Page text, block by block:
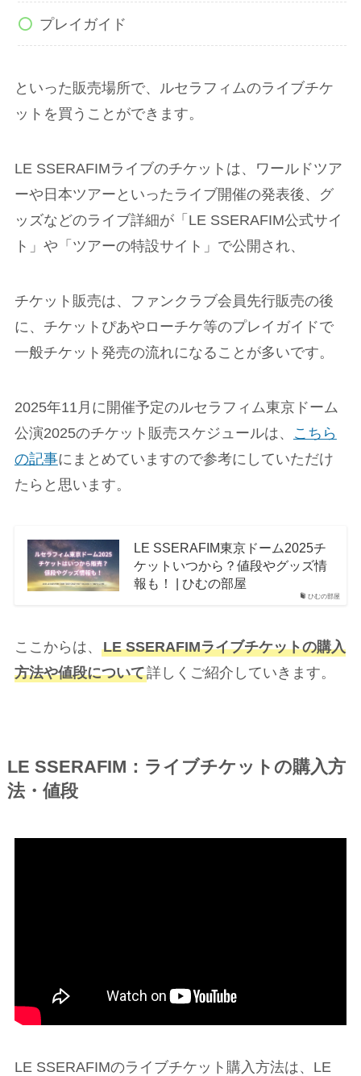
プレイガイド
といった販売場所で、ルセラフィムのライブチケ
ットを買うことができます。
LE SSERAFIMライブのチケットは、ワールドツア
ーや日本ツアーといったライブ開催の発表後、グ
ッズなどのライブ詳細が「LE SSERAFIM公式サイ
ト」や「ツアーの特設サイト」で公開され、
チケット販売は、ファンクラブ会員先行販売の後
に、チケットぴあやローチケ等のプレイガイドで
一般チケット発売の流れになることが多いです。
2025年11月に開催予定のルセラフィム東京ドーム
公演2025のチケット販売スケジュールは、
こちら
の記事にまとめていますので参考にしていただけ
たらと思います。
ひむの部屋
LE SSERAFIM東京ドーム2025チ
ケットいつから？値段やグッズ情
報も！ | ひむの部屋
ここからは、 LE SSERAFIMライブチケットの購入
方法や値段について詳しくご紹介していきます。
LE SSERAFIM：ライブチケットの購入方
法・値段
LE SSERAFIMのライブチケット購入方法は、LE